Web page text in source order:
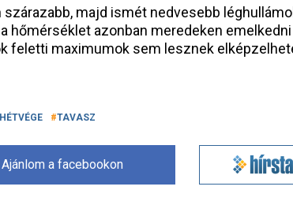
szárazabb, majd ismét nedvesebb
hőmérséklet azonban meredeken
feletti maximumok sem lesznek
HÉTVÉGE TAVASZ
Ajánlom a facebookon